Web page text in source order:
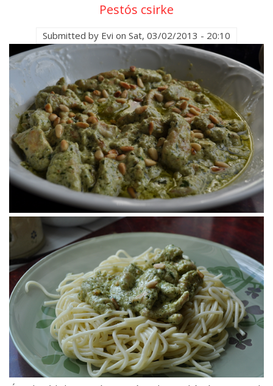
Pestós csirke
Submitted by Evi on Sat, 03/02/2013 - 20:10